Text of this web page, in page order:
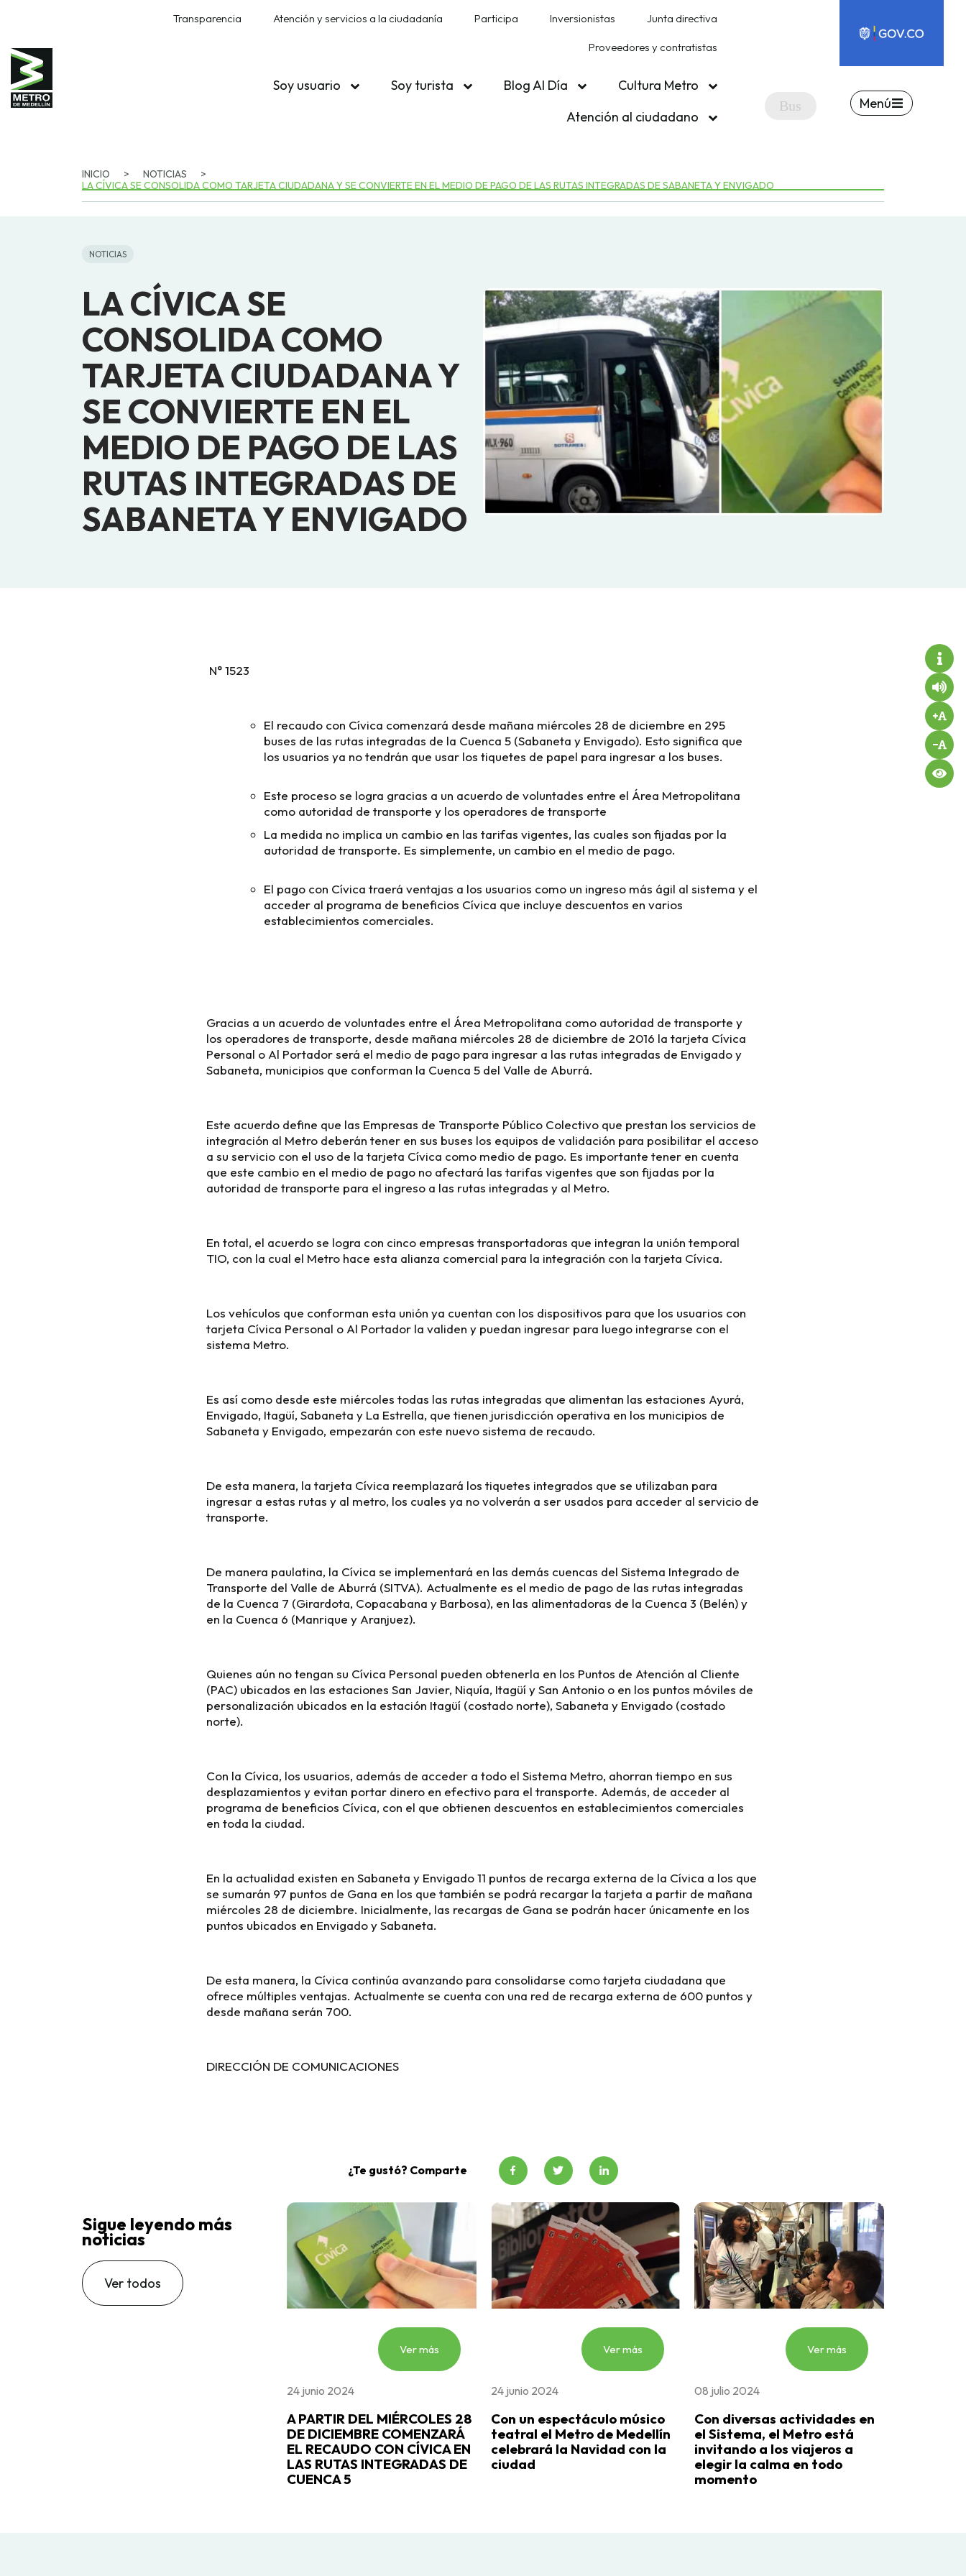
Transparencia Atención y servicios a la ciudadanía Participa Inversionistas Junta directiva
Proveedores y contratistas
Soy usuario Soy turista Blog Al Día
Cultura Metro
Atención al ciudadano
Menú
INICIO > NOTICIAS
>
LA CÍVICA SE CONSOLIDA COMO TARJETA CIUDADANA Y SE CONVIERTE EN EL MEDIO DE PAGO DE LAS RUTAS INTEGRADAS DE SABANETA Y ENVIGADO
NOTICIAS
LA CÍVICA SE
CONSOLIDA COMO
TARJETA CIUDADANA Y
SE CONVIERTE EN EL
MEDIO DE PAGO DE LAS
RUTAS INTEGRADAS DE
SABANETA Y ENVIGADO
N° 1523
El recaudo con Cívica comenzará desde mañana miércoles 28 de diciembre en 295
buses de las rutas integradas de la Cuenca 5 (Sabaneta y Envigado). Esto significa que
los usuarios ya no tendrán que usar los tiquetes de papel para ingresar a los buses.
Este proceso se logra gracias a un acuerdo de voluntades entre el Área Metropolitana
como autoridad de transporte y los operadores de transporte
La medida no implica un cambio en las tarifas vigentes, las cuales son fijadas por la
autoridad de transporte. Es simplemente, un cambio en el medio de pago.
El pago con Cívica traerá ventajas a los usuarios como un ingreso más ágil al sistema y el
acceder al programa de beneficios Cívica que incluye descuentos en varios
establecimientos comerciales.
Gracias a un acuerdo de voluntades entre el Área Metropolitana como autoridad de transporte y
los operadores de transporte, desde mañana miércoles 28 de diciembre de 2016 la tarjeta Cívica
Personal o Al Portador será el medio de pago para ingresar a las rutas integradas de Envigado y
Sabaneta, municipios que conforman la Cuenca 5 del Valle de Aburrá.
Este acuerdo define que las Empresas de Transporte Público Colectivo que prestan los servicios de
integración al Metro deberán tener en sus buses los equipos de validación para posibilitar el acceso
a su servicio con el uso de la tarjeta Cívica como medio de pago. Es importante tener en cuenta
que este cambio en el medio de pago no afectará las tarifas vigentes que son fijadas por la
autoridad de transporte para el ingreso a las rutas integradas y al Metro.
En total, el acuerdo se logra con cinco empresas transportadoras que integran la unión temporal
TIO, con la cual el Metro hace esta alianza comercial para la integración con la tarjeta Cívica.
Los vehículos que conforman esta unión ya cuentan con los dispositivos para que los usuarios con
tarjeta Cívica Personal o Al Portador la validen y puedan ingresar para luego integrarse con el
sistema Metro.
Es así como desde este miércoles todas las rutas integradas que alimentan las estaciones Ayurá,
Envigado, Itagüí, Sabaneta y La Estrella, que tienen jurisdicción operativa en los municipios de
Sabaneta y Envigado, empezarán con este nuevo sistema de recaudo.
De esta manera, la tarjeta Cívica reemplazará los tiquetes integrados que se utilizaban para
ingresar a estas rutas y al metro, los cuales ya no volverán a ser usados para acceder al servicio de
transporte.
De manera paulatina, la Cívica se implementará en las demás cuencas del Sistema Integrado de
Transporte del Valle de Aburrá (SITVA). Actualmente es el medio de pago de las rutas integradas
de la Cuenca 7 (Girardota, Copacabana y Barbosa), en las alimentadoras de la Cuenca 3 (Belén) y
en la Cuenca 6 (Manrique y Aranjuez).
Quienes aún no tengan su Cívica Personal pueden obtenerla en los Puntos de Atención al Cliente
(PAC) ubicados en las estaciones San Javier, Niquía, Itagüí y San Antonio o en los puntos móviles de
personalización ubicados en la estación Itagüí (costado norte), Sabaneta y Envigado (costado
norte).
Con la Cívica, los usuarios, además de acceder a todo el Sistema Metro, ahorran tiempo en sus
desplazamientos y evitan portar dinero en efectivo para el transporte. Además, de acceder al
programa de beneficios Cívica, con el que obtienen descuentos en establecimientos comerciales
en toda la ciudad.
En la actualidad existen en Sabaneta y Envigado 11 puntos de recarga externa de la Cívica a los que
se sumarán 97 puntos de Gana en los que también se podrá recargar la tarjeta a partir de mañana
miércoles 28 de diciembre. Inicialmente, las recargas de Gana se podrán hacer únicamente en los
puntos ubicados en Envigado y Sabaneta.
De esta manera, la Cívica continúa avanzando para consolidarse como tarjeta ciudadana que
ofrece múltiples ventajas. Actualmente se cuenta con una red de recarga externa de 600 puntos y
desde mañana serán 700.
DIRECCIÓN DE COMUNICACIONES
¿Te gustó? Comparte
Sigue leyendo más
noticias
Ver todos
Ver más
24 junio 2024
A PARTIR DEL MIÉRCOLES 28
DE DICIEMBRE COMENZARÁ
EL RECAUDO CON CÍVICA EN
LAS RUTAS INTEGRADAS DE
CUENCA 5
Ver más
24 junio 2024
Con un espectáculo músico
teatral el Metro de Medellín
celebrará la Navidad con la
ciudad
Ver más
08 julio 2024
Con diversas actividades en
el Sistema, el Metro está
invitando a los viajeros a
elegir la calma en todo
momento